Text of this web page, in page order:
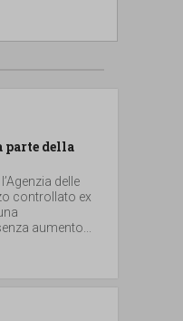
parte della
delle
controllato ex
aumento...